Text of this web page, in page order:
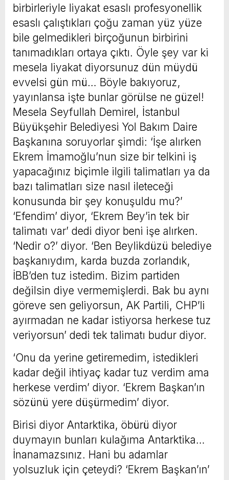
birbirleriyle liyakat esaslı profesyonellik
esaslı çalıştıkları çoğu zaman yüz yüze
bile gelmedikleri birçoğunun birbirini
tanımadıkları ortaya çıktı. Öyle şey var ki
mesela liyakat diyorsunuz dün müydü
evvelsi gün mü… Böyle bakıyoruz,
yayınlansa işte bunlar görülse ne güzel!
Mesela Seyfullah Demirel, İstanbul
Büyükşehir Belediyesi Yol Bakım Daire
Başkanına soruyorlar şimdi: ‘İşe alırken
Ekrem İmamoğlu’nun size bir telkini iş
yapacağınız biçimle ilgili talimatları ya da
bazı talimatları size nasıl ileteceği
konusunda bir şey konuşuldu mu?’
‘Efendim’ diyor, ‘Ekrem Bey’in tek bir
talimatı var’ dedi diyor beni işe alırken.
‘Nedir o?’ diyor. ‘Ben Beylikdüzü belediye
başkanıydım, karda buzda zorlandık,
İBB’den tuz istedim. Bizim partiden
değilsin diye vermemişlerdi. Bak bu aynı
göreve sen geliyorsun, AK Partili, CHP’li
ayırmadan ne kadar istiyorsa herkese tuz
veriyorsun’ dedi tek talimatı budur diyor.
‘Onu da yerine getiremedim, istedikleri
kadar değil ihtiyaç kadar tuz verdim ama
herkese verdim’ diyor. ‘Ekrem Başkan’ın
sözünü yere düşürmedim’ diyor.
Birisi diyor Antarktika, öbürü diyor
duymayın bunları kulağıma Antarktika…
İnanamazsınız. Hani bu adamlar
yolsuzluk için çeteydi? ‘Ekrem Başkan’ın’